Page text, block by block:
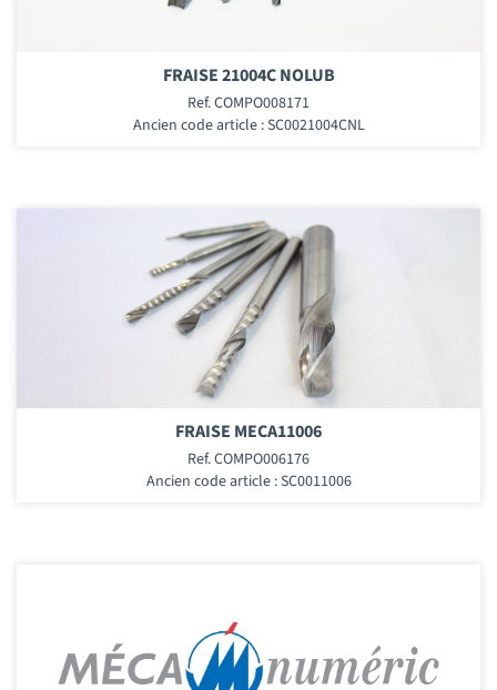
FRAISE 21004C NOLUB
Ref. COMPO008171
Ancien code article : SC0021004CNL
FRAISE MECA11006
Ref. COMPO006176
Ancien code article : SC0011006